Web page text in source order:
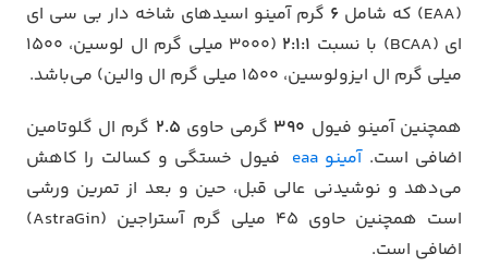
(EAA) که شامل
6 گرم آمینو اسیدهای شاخه دار بی سی ای
ای (BCAA) با نسبت
2:1:1
(3000 میلی گرم ال لوسین، 1500
میلی گرم ال ایزولوسین، 1500 میلی گرم ال والین) می‌باشد.
همچنین آمینو فیول 390 گرمی حاوی 2.5 گرم ال گلوتامین
اضافی است.آمینو eaa
فیول خستگی و کسالت را کاهش
می‌دهد و نوشیدنی عالی قبل، حین و بعد از تمرین ورشی
است همچنین حاوی 45 میلی گرم آستراجین (AstraGin)
اضافی است.